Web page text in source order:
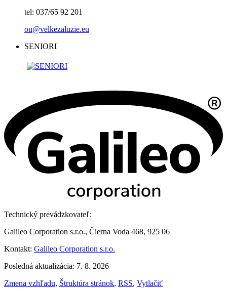
tel: 037/65 92 201
ou@velkezaluzie.eu
SENIORI
Technický prevádzkovateľ:
Galileo Corporation s.r.o., Čierna Voda 468, 925 06
Kontakt: Galileo Corporation s.r.o.
Posledná aktualizácia: 7. 8. 2026
Zmena vzhľadu, Štruktúra stránok, RSS, Vytlačiť